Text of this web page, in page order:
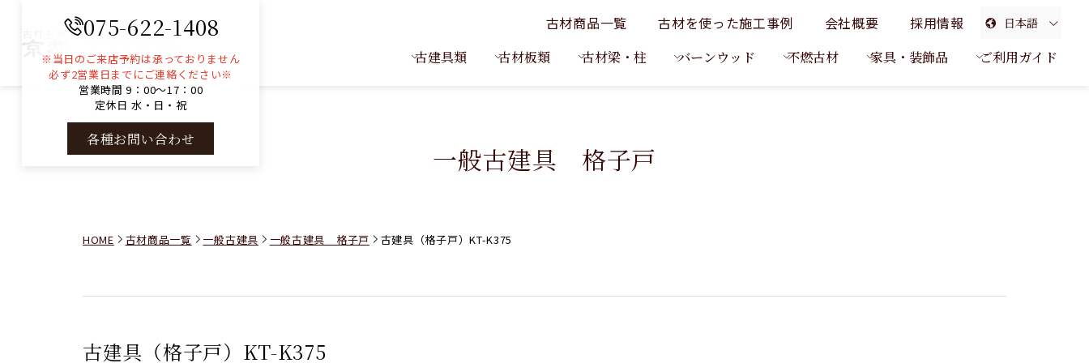
古材を使ったコンサルティングと販売
古建具類 古材板類 古材梁・柱 バーンウッド 不燃古材 家具・装飾品 ご利用ガイド
古材商品一覧 古材を使った施工事例 会社概要 採用情報
075-622-1408
※当日のご来店予約は承っておりません
必ず2営業日までにご連絡ください※
営業時間 9：00～17：00
定休日 水・日・祝
各種お問い合わせ
日本語
English
一般古建具 格子戸
HOME 古材商品一覧 一般古建具 一般古建具 格子戸 古建具（格子戸）KT-K375
古建具（格子戸）KT-K375